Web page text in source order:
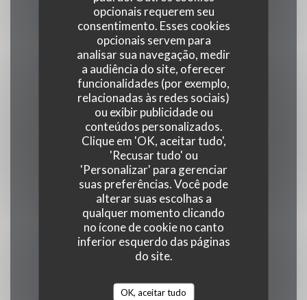
opcionais requerem seu
consentimento. Esses cookies
opcionais servem para
analisar sua navegação, medir
a audiência do site, oferecer
funcionalidades (por exemplo,
relacionadas às redes sociais)
ou exibir publicidade ou
conteúdos personalizados.
Clique em 'OK, aceitar tudo',
'Recusar tudo' ou
'Personalizar' para gerenciar
suas preferências. Você pode
alterar suas escolhas a
qualquer momento clicando
no ícone de cookie no canto
inferior esquerdo das páginas
do site.
OK, aceitar tudo
Horário de abertura
Segunda-feira
17:30 - 22:00
Ter-Qua
Fechado
Qui-Sex
17:30 - 22:00
12:00 - 15:00 • 17:30 - 22:00